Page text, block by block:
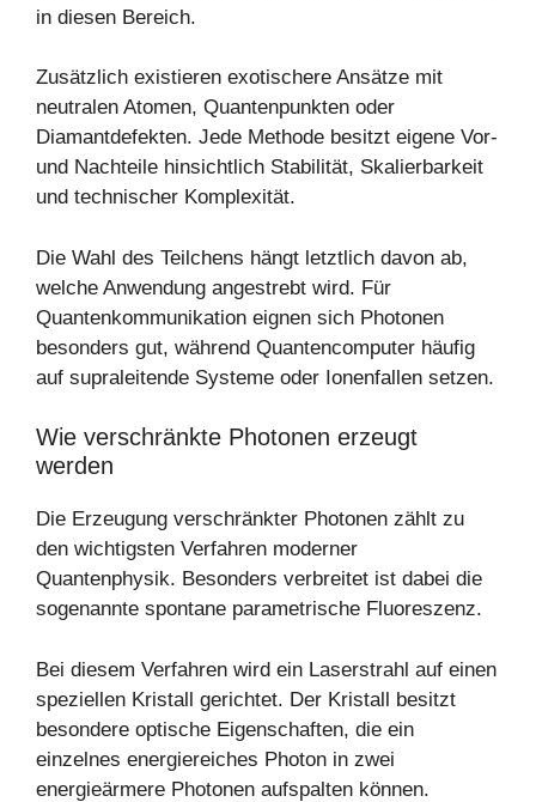
in diesen Bereich.
Zusätzlich existieren exotischere Ansätze mit
neutralen Atomen, Quantenpunkten oder
Diamantdefekten. Jede Methode besitzt eigene Vor-
und Nachteile hinsichtlich Stabilität, Skalierbarkeit
und technischer Komplexität.
Die Wahl des Teilchens hängt letztlich davon ab,
welche Anwendung angestrebt wird. Für
Quantenkommunikation eignen sich Photonen
besonders gut, während Quantencomputer häufig
auf supraleitende Systeme oder Ionenfallen setzen.
Wie verschränkte Photonen erzeugt
werden
Die Erzeugung verschränkter Photonen zählt zu
den wichtigsten Verfahren moderner
Quantenphysik. Besonders verbreitet ist dabei die
sogenannte spontane parametrische Fluoreszenz.
Bei diesem Verfahren wird ein Laserstrahl auf einen
speziellen Kristall gerichtet. Der Kristall besitzt
besondere optische Eigenschaften, die ein
einzelnes energiereiches Photon in zwei
energieärmere Photonen aufspalten können.